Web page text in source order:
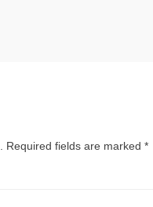
Required fields are marked *